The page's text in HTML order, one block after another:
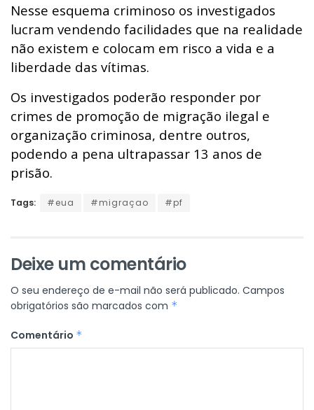
Nesse esquema criminoso os investigados
lucram vendendo facilidades que na realidade
não existem e colocam em risco a vida e a
liberdade das vítimas.
Os investigados poderão responder por
crimes de promoção de migração ilegal e
organização criminosa, dentre outros,
podendo a pena ultrapassar 13 anos de
prisão.
Tags: #eua #migraçao #pf
Deixe um comentário
O seu endereço de e-mail não será publicado. Campos
obrigatórios são marcados com *
Comentário *